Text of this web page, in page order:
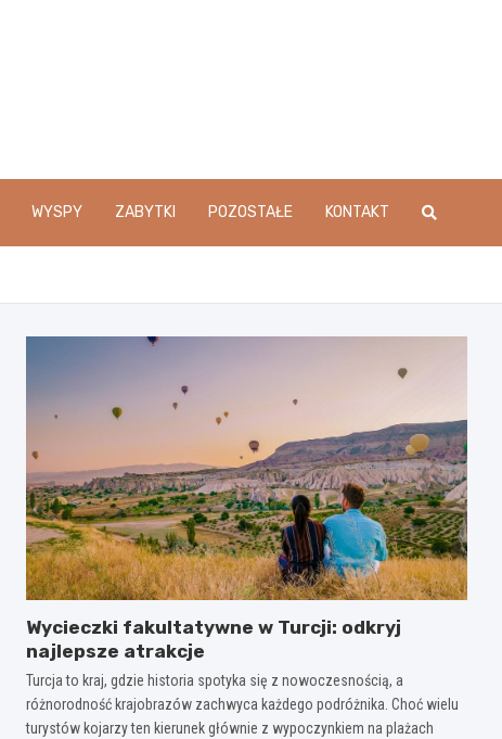
WYSPY ZABYTKI POZOSTAŁE KONTAKT
Wycieczki fakultatywne w Turcji: odkryj
najlepsze atrakcje
Turcja to kraj, gdzie historia spotyka się z nowoczesnością, a
różnorodność krajobrazów zachwyca każdego podróżnika. Choć wielu
turystów kojarzy ten kierunek głównie z wypoczynkiem na plażach